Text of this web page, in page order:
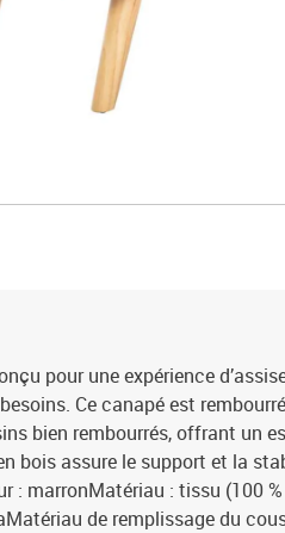
pour une expérience
Ce canapé est
bien rembourrés, offrant un
bois assure le support et la
: marronMatériau : tissu (100
de remplissage du